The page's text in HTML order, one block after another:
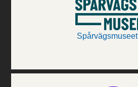
Spårvägsmuseet